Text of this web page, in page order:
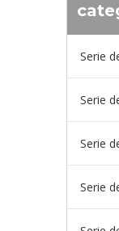
Serie
Serie
Serie